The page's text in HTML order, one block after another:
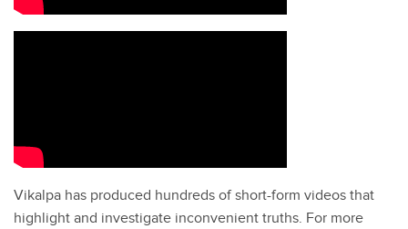
Vikalpa has produced hundreds of short-form videos that
highlight and investigate inconvenient truths. For more